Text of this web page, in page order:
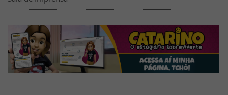
Destaques
Banners de divulgação